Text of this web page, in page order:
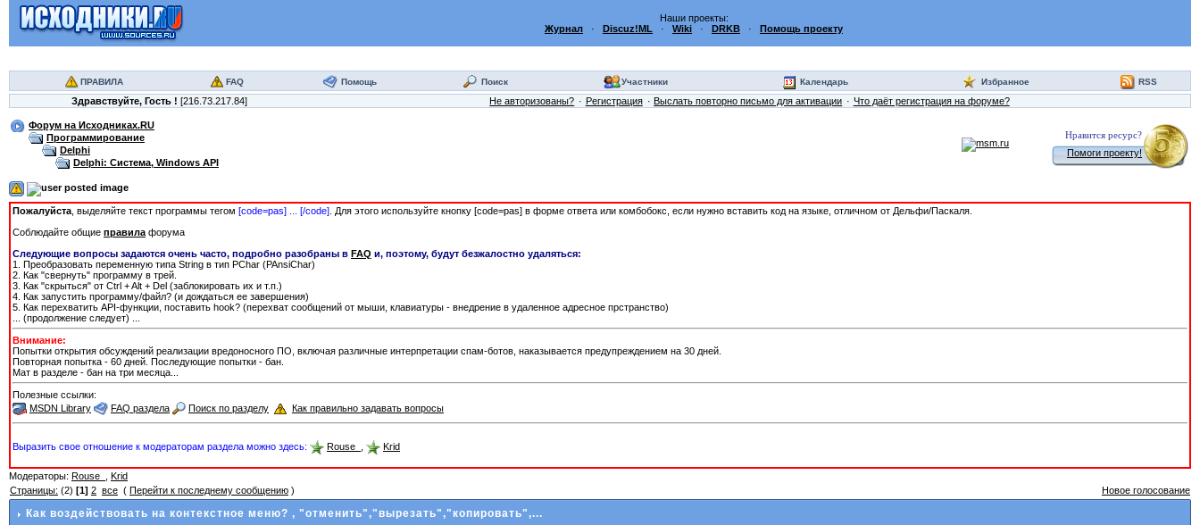
Наши проекты:
Журнал · Discuz!ML · Wiki · DRKB · Помощь проекту
ПРАВИЛА FAQ Помощь Поиск Участники Календарь Избранное RSS
Здравствуйте, Гость ! [216.73.217.84] Не авторизованы? Регистрация Выслать повторно письмо для активации Что даёт регистрация на форуме?
Форум на Исходниках.RU
Программирование
Delphi
Delphi: Система, Windows API
Нравится ресурс?
Помоги проекту!
Пожалуйста , выделяйте текст программы тегом [сode=pas] ... [/сode] . Для этого используйте кнопку [code=pas] в форме ответа или комбобокс, если нужно вставить код на языке, отличном от Дельфи/Паскаля.
Соблюдайте общие правила форума
Следующие вопросы задаются очень часто, подробно разобраны в FAQ и, поэтому, будут безжалостно удаляться:
1. Преобразовать переменную типа String в тип PChar (PAnsiChar)
2. Как "свернуть" программу в трей.
3. Как "скрыться" от Ctrl + Alt + Del (заблокировать их и т.п.)
4. Как запустить программу/файл? (и дождаться ее завершения)
5. Как перехватить API-функции, поставить hook? (перехват сообщений от мыши, клавиатуры - внедрение в удаленное адресное прстранство)
... (продолжение следует) ...
Внимание:
Попытки открытия обсуждений реализации вредоносного ПО, включая различные интерпретации спам-ботов, наказывается предупреждением на 30 дней.
Повторная попытка - 60 дней. Последующие попытки - бан.
Мат в разделе - бан на три месяца...
Полезные ссылки:
MSDN Library
FAQ раздела Поиск по разделу Как правильно задавать вопросы
Выразить свое отношение к модераторам раздела можно здесь: Rouse_ Krid
Модераторы: Rouse_
Krid
Страницы: (2) [1] 2 все ( Перейти к последнему сообщению ) Новое голосование
Как воздействовать на контекстное меню? , "отменить","вырезать","копировать",...